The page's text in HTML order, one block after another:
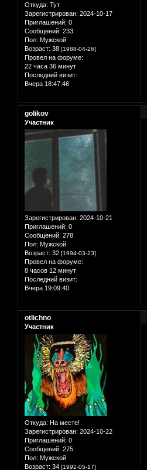
Откуда: Тут
Зарегистрирован: 2024-10-17
Приглашений: 0
Сообщений: 233
Пол: Мужской
Возраст: 38 [1988-04-26]
Провел на форуме:
22 часа 36 минут
Последний визит:
Вчера 18:47:46
golikov
Участник
Зарегистрирован: 2024-10-21
Приглашений: 0
Сообщений: 278
Пол: Мужской
Возраст: 32 [1994-03-23]
Провел на форуме:
8 часов 12 минут
Последний визит:
Вчера 19:09:40
otlichno
Участник
Откуда: На месте!
Зарегистрирован: 2024-10-22
Приглашений: 0
Сообщений: 275
Пол: Мужской
Возраст: 34 [1992-05-17]